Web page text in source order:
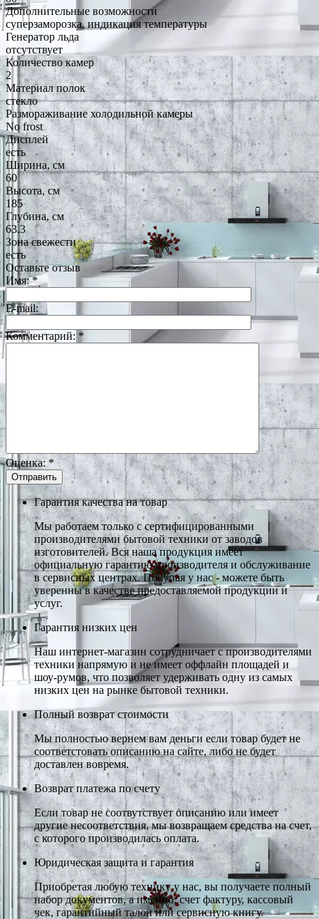
Дополнительные возможности
суперзаморозка, индикация температуры
Генератор льда
отсутствует
Количество камер
2
Материал полок
стекло
Размораживание холодильной камеры
No frost
Дисплей
есть
Ширина, см
60
Высота, см
185
Глубина, см
63.3
Зона свежести
есть
Оставьте отзыв
Имя:*
E-mail:
Комментарий: *
Оценка: *
Гарантия качества на товар
Мы работаем только с сертифицированными
производителями бытовой техники от заводов
изготовителей. Вся наша продукция имеет
официальную гарантию производителя и обслуживание
в сервисных центрах. Покупая у нас - можете быть
уверенны в качестве предоставляемой продукции и
услуг.
Гарантия низких цен
Наш интернет-магазин сотрудничает с производителями
техники напрямую и не имеет оффлайн площадей и
шоу-румов, что позволяет удерживать одну из самых
низких цен на рынке бытовой техники.
Полный возврат стоимости
Мы полностью вернем вам деньги если товар будет не
соответстовать описанию на сайте, либо не будет
доставлен вовремя.
Возврат платежа по счету
Если товар не соотвутствует описанию или имеет
другие несоответствия, мы возвращаем средства на счет,
с которого производилась оплата.
Юридическая защита и гарантия
Приобретая любую технику у нас, вы получаете полный
набор документов, а именно: счет фактуру, кассовый
чек, гарантийный талон или сервисную книгу.